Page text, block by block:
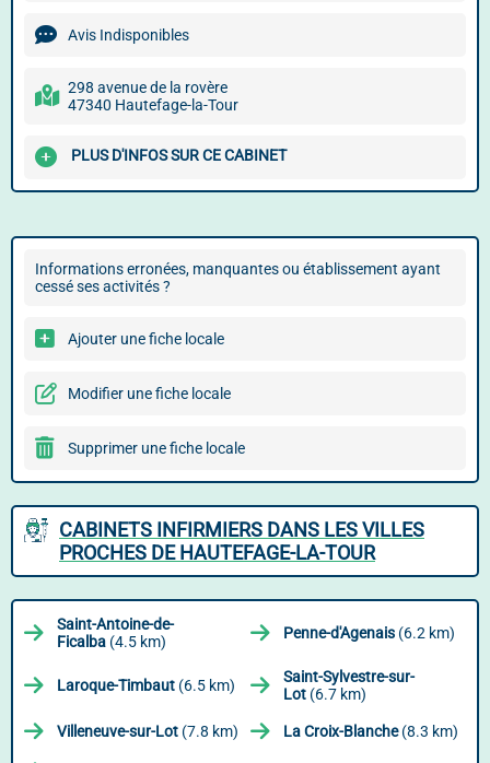
Avis Indisponibles
298 avenue de la rovère
47340 Hautefage-la-Tour
PLUS D'INFOS SUR CE CABINET
Informations erronées, manquantes ou établissement ayant
cessé ses activités ?
Ajouter une fiche locale
Modifier une fiche locale
Supprimer une fiche locale
CABINETS INFIRMIERS DANS LES VILLES
PROCHES DE HAUTEFAGE-LA-TOUR
Saint-Antoine-de-
Ficalba (4.5 km) Penne-d'Agenais (6.2 km)
Laroque-Timbaut (6.5 km)
Saint-Sylvestre-sur-
Lot (6.7 km)
Villeneuve-sur-Lot (7.8 km) La Croix-Blanche(8.3 km)